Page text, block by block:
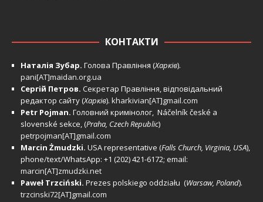
КОНТАКТИ
Наталія Зубар. Голова Правління (Харків).
pani[AT]maidan.org.ua
Сергій Петров. Секретар Правління, відповідальний
редактор сайту (Харків). kharkivian[AT]gmail.com
Petr Pojman. Головний кримінолог, Náčelník české a
slovenské sekce, (Praha, Czech Republic)
petrpojman[AT]gmail.com
Marcin Żmudzki. USA representative (Falls Church, Virginia, USA),
phone/text/WhatsApp: +1 (202) 421-6172; email:
marcin[AT]zmudzki.net
Paweł Trzciński. Prezes polskiego oddziału (Warsaw, Poland).
trzcinski72[AT]gmail.com